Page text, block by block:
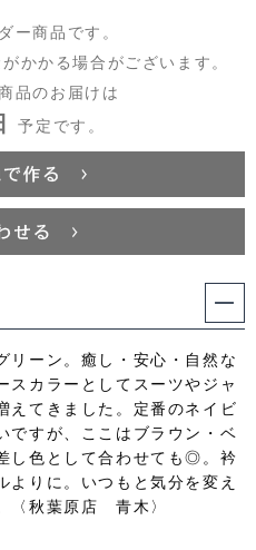
ー商品です。
かかる場合がございます。
品のお届けは
予定です。
リーン。癒し・安心・自然な
スカラーとしてスーツやジャ
えてきました。定番のネイビ
ですが、ここはブラウン・ベ
し色として合わせても◎。衿
りに。いつもと気分を変え
〈秋葉原店 青木〉